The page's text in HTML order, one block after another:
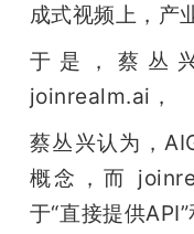
成式视频上，产
于是，蔡丛
joinrealm.ai，
蔡丛兴认为，
概念，而
于“直接提供